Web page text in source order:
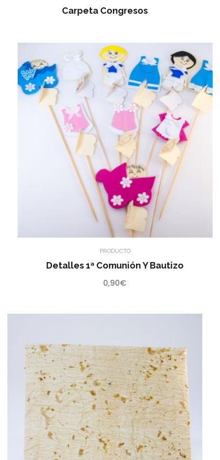
Carpeta Congresos
PRODUCTO
Detalles 1ª Comunión Y Bautizo
0,90€